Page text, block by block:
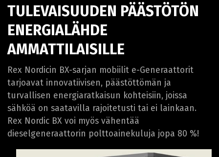
TULEVAISUUDEN PÄÄSTÖTÖN
ENERGIALÄHDE
AMMATTILAISILLE
Rex Nordicin BX-sarjan mobiilit e-Generaattorit
tarjoavat innovatiivisen, päästöttömän ja
turvallisen energiaratkaisun kohteisiin, joissa
sähköä on saatavilla rajoitetusti tai ei lainkaan.
Rex Nordic BX voi myös vähentää
dieselgeneraattorin polttoainekuluja jopa 80 %!